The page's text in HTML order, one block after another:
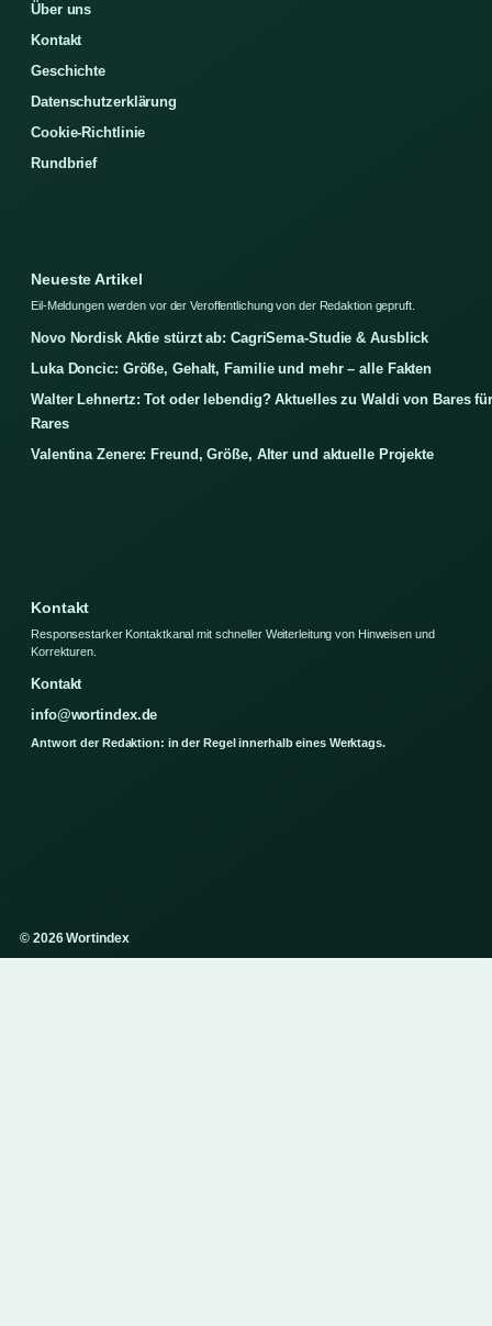
Über uns
Kontakt
Geschichte
Datenschutzerklärung
Cookie-Richtlinie
Rundbrief
Neueste Artikel
Eil-Meldungen werden vor der Veroffentlichung von der Redaktion gepruft.
Novo Nordisk Aktie stürzt ab: CagriSema-Studie & Ausblick
Luka Doncic: Größe, Gehalt, Familie und mehr – alle Fakten
Walter Lehnertz: Tot oder lebendig? Aktuelles zu Waldi von Bares
Rares
Valentina Zenere: Freund, Größe, Alter und aktuelle Projekte
Kontakt
Responsestarker Kontaktkanal mit schneller Weiterleitung von Hinweisen und
Korrekturen.
Kontakt
info@wortindex.de
Antwort der Redaktion: in der Regel innerhalb eines Werktags.
© 2026 Wortindex